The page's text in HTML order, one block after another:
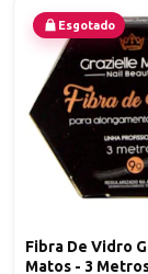
Esgotado
Fibra De Vidro
Matos - 3